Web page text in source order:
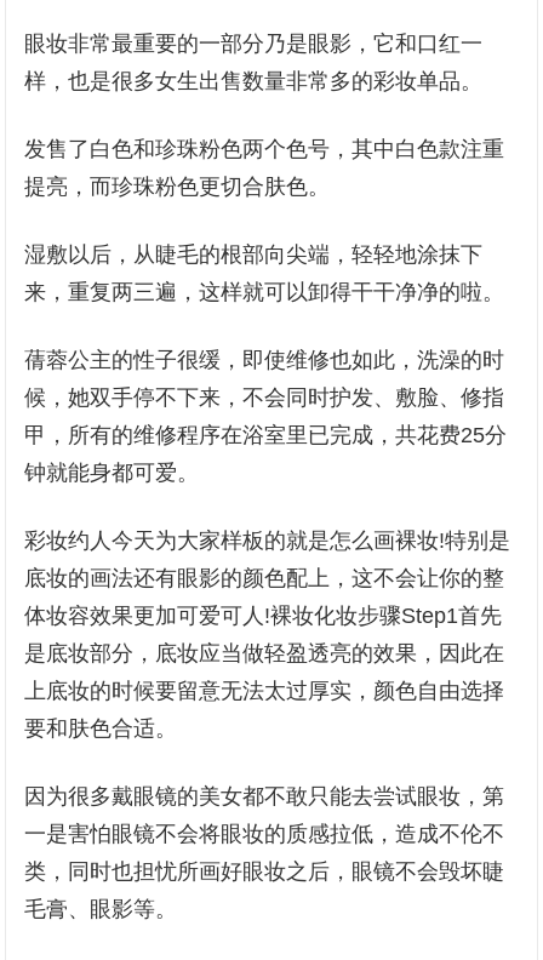
眼妆非常最重要的一部分乃是眼影，它和口红一
样，也是很多女生出售数量非常多的彩妆单品。
发售了白色和珍珠粉色两个色号，其中白色款注重
提亮，而珍珠粉色更切合肤色。
湿敷以后，从睫毛的根部向尖端，轻轻地涂抹下
来，重复两三遍，这样就可以卸得干干净净的啦。
蒨蓉公主的性子很缓，即使维修也如此，洗澡的时
候，她双手停不下来，不会同时护发、敷脸、修指
甲，所有的维修程序在浴室里已完成，共花费25分
钟就能身都可爱。
彩妆约人今天为大家样板的就是怎么画裸妆!特别是
底妆的画法还有眼影的颜色配上，这不会让你的整
体妆容效果更加可爱可人!裸妆化妆步骤Step1首先
是底妆部分，底妆应当做轻盈透亮的效果，因此在
上底妆的时候要留意无法太过厚实，颜色自由选择
要和肤色合适。
因为很多戴眼镜的美女都不敢只能去尝试眼妆，第
一是害怕眼镜不会将眼妆的质感拉低，造成不伦不
类，同时也担忧所画好眼妆之后，眼镜不会毁坏睫
毛膏、眼影等。